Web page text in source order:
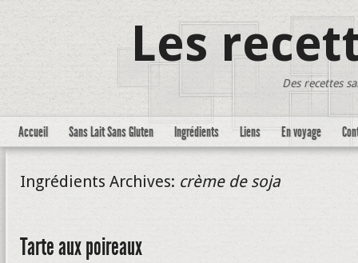
Les
Des recettes
Accueil Sans Lait Sans Gluten Ingrédients Liens En voyage
Ingrédients Archives: crème de soja
Tarte aux poireaux